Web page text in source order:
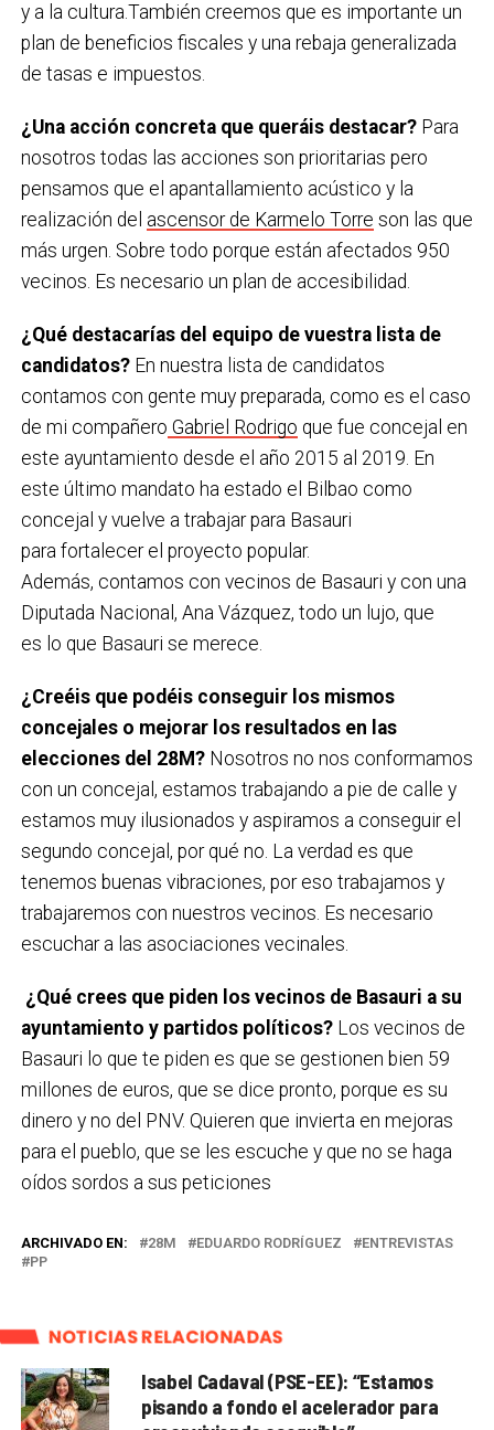
y a la cultura.También creemos que es importante un
plan de beneficios fiscales y una rebaja generalizada
de tasas e impuestos.
¿Una acción concreta que queráis destacar? Para
nosotros todas las acciones son prioritarias pero
pensamos que el apantallamiento acústico y la
realización del ascensor de Karmelo Torre son las que
más urgen. Sobre todo porque están afectados 950
vecinos. Es necesario un plan de accesibilidad.
¿Qué destacarías del equipo de vuestra lista de
candidatos? En nuestra lista de candidatos
contamos con gente muy preparada, como es el caso
de mi compañero Gabriel Rodrigo que fue concejal en
este ayuntamiento desde el año 2015 al 2019. En
este último mandato ha estado el Bilbao como
concejal y vuelve a trabajar para Basauri
para fortalecer el proyecto popular.
Además, contamos con vecinos de Basauri y con una
Diputada Nacional, Ana Vázquez, todo un lujo, que
es lo que Basauri se merece.
¿Creéis que podéis conseguir los mismos
concejales o mejorar los resultados en las
elecciones del 28M? Nosotros no nos conformamos
con un concejal, estamos trabajando a pie de calle y
estamos muy ilusionados y aspiramos a conseguir el
segundo concejal, por qué no. La verdad es que
tenemos buenas vibraciones, por eso trabajamos y
trabajaremos con nuestros vecinos. Es necesario
escuchar a las asociaciones vecinales.
¿Qué crees que piden los vecinos de Basauri a su
ayuntamiento y partidos políticos? Los vecinos de
Basauri lo que te piden es que se gestionen bien 59
millones de euros, que se dice pronto, porque es su
dinero y no del PNV. Quieren que invierta en mejoras
para el pueblo, que se les escuche y que no se haga
oídos sordos a sus peticiones
ARCHIVADO EN: 28M EDUARDO RODRÍGUEZ
ENTREVISTAS
PP
NOTICIAS RELACIONADAS
Isabel Cadaval (PSE-EE): “Estamos
pisando a fondo el acelerador para